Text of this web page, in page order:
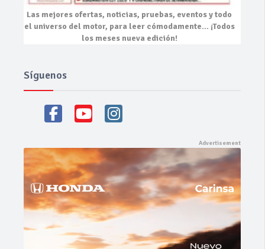
Las mejores ofertas, noticias, pruebas, eventosy todo
el universo del motor, para leer cómodamente… ¡Todos
los meses nueva edición!
Síguenos